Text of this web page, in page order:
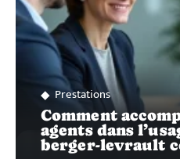
Prestations
Comment
agents dans
berger-levrault